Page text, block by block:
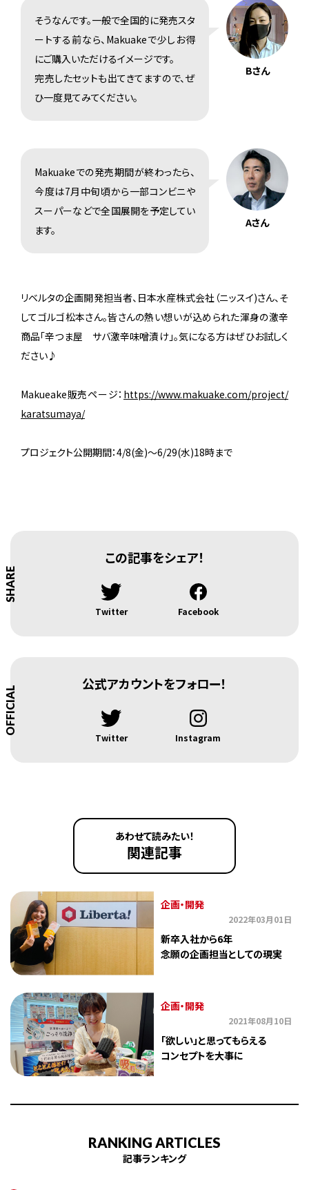
Bさん
そうなんです。一般で全国的に発売スタ
ートする前なら、Makuakeで少しお得
にご購入いただけるイメージです。
完売したセットも出てきてますので、ぜ
ひ一度見てみてください。
Aさん
Makuakeでの発売期間が終わったら、
今度は7月中旬頃から一部コンビニや
スーパーなどで全国展開を予定してい
ます。
リベルタの企画開発担当者、日本水産株式会社（ニッスイ)さん、そ
してゴルゴ松本さん。皆さんの熱い想いが込められた渾身の激辛
商品「辛つま屋 サバ激辛味噌漬け」。気になる方はぜひお試しく
ださい♪
Makueake販売ページ： https://www.makuake.com/project/
karatsumaya/
プロジェクト公開期間：4/8(金)～6/29(水)18時まで
SHARE
この記事をシェア！
Twitter Facebook
OFFICIAL
公式アカウントをフォロー！
Twitter Instagram
あわせて読みたい！
関連記事
企画・開発
2022年03月01日
新卒入社から6年
念願の企画担当としての現実
企画・開発
2021年08月10日
「欲しい」と思ってもらえる
コンセプトを大事に
RANKING ARTICLES
記事ランキング